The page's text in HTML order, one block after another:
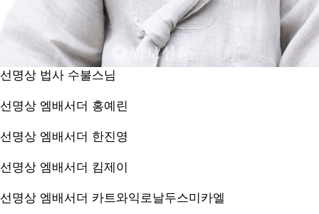
선명상 법사 수불스님
선명상 엠배서더 홍예린
선명상 엠배서더 한진영
선명상 엠배서더 킴제이
선명상 엠배서더 카트와익로날두스미카엘